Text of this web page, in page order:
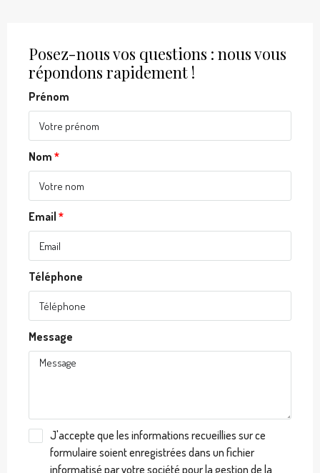
Posez-nous vos questions : nous vous
répondons rapidement !
Prénom
Nom
Email
Téléphone
Message
J'accepte que les informations recueillies sur ce
formulaire soient enregistrées dans un fichier
informatisé par votre société pour la gestion de la